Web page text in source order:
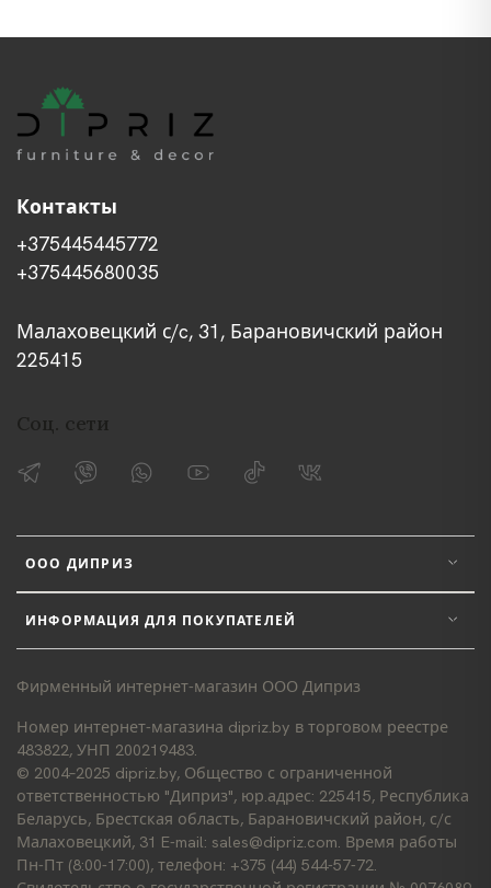
ООО ДИПРИЗ
ИНФОРМАЦИЯ ДЛЯ ПОКУПАТЕЛЕЙ
Контакты
+375445445772
+375445680035
Малаховецкий с/c, 31, Барановичский район
225415
Соц. сети
Фирменный интернет-магазин ООО Диприз
Номер интернет-магазина dipriz.by в торговом реестре
483822, УНП 200219483.
© 2004–2025 dipriz.by, Общество с ограниченной
ответственностью "Диприз", юр.адрес: 225415, Республика
Беларусь, Брестская область, Барановичский район, с/с
Малаховецкий, 31 E-mail: sales@dipriz.com. Время работы
Пн-Пт (8:00-17:00), телефон: +375 (44) 544-57-72.